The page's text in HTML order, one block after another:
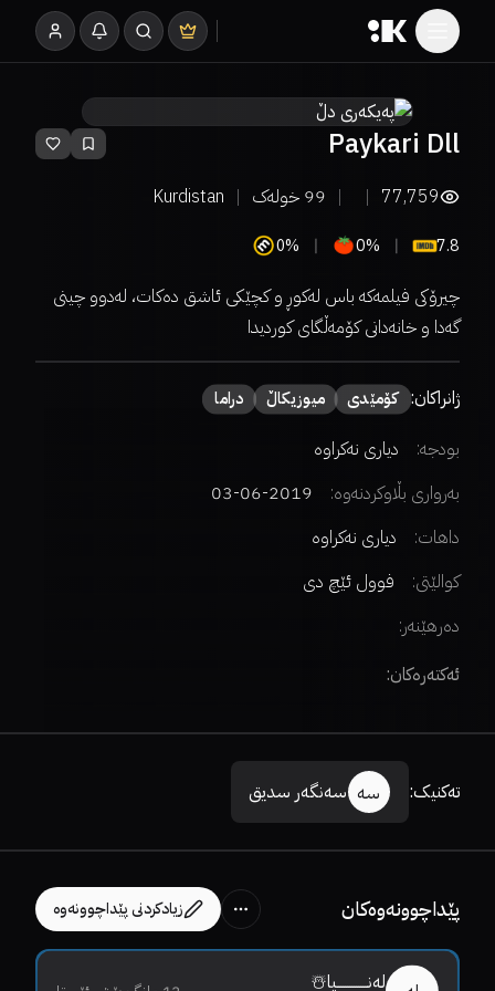
Paykari Dll
77,759
99 خولەک Kurdistan
7.8
0%
0%
چیرۆکی فیلمەکە باس لەکوڕ و کچێکی ئاشق دەکات، لەدوو چینی
گەدا و خانەدانی کۆمەڵگای کوردیدا
ژانراکان: كۆمێدی میوزیكاڵ دراما
بودجە:
دیاری نەکراوە
بەرواری بڵاوکردنەوە:
2019-06-03
داهات:
دیاری نەکراوە
کوالێتی:
فوول ئێچ دی
دەرهێنەر:
ئەکتەرەکان:
تەکنیک: سە سەنگەر سدیق
پێداچوونەوەکان زیادکردنی پێداچوونەوە
لەنــــــــــــــیا☃️